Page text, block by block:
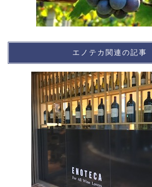
エノテカ関連の記事